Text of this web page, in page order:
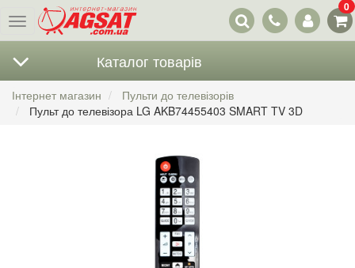
Меню
Наші
контакти
0
Каталог товарів
Інтернет магазин
Пульти до телевізорів
Пульт до телевізора LG AKB74455403 SMART TV 3D